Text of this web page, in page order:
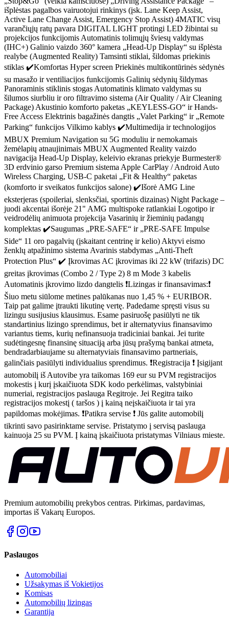
išplėstas pagalbos vairuotojui rinkinys (įsk. Lane Keep Assist,
Active Lane Change Assist, Emergency Stop Assist) 4MATIC visų
varančiųjų ratų pavara DIGITAL LIGHT protingi LED žibintai su
projekcijos funkcijomis Automatinis tolimųjų šviesų valdymas
(IHC+) Galinio vaizdo 360° kamera „Head-Up Display“ su išplėsta
realybe (Augmented Reality) Tamsinti stiklai, šildomas priekinis
stiklas ✔️Komfortas Hyper screen Priekinės multikontūrinės sėdynės
su masažo ir ventiliacijos funkcijomis Galinių sėdynių šildymas
Panoraminis stiklinis stogas Automatinis klimato valdymas su
šilumos siurbliu ir oro filtravimo sistema (Air Quality / Air Cleaning
Package) Akustinio komforto paketas „KEYLESS-GO“ ir Hands-
Free Access Elektrinis bagažinės dangtis „Valet Parking“ ir „Remote
Parking“ funkcijos Vilkimo kablys ✔️Multimedija ir technologijos
MBUX Premium Navigation su 5G moduliu ir nemokamais
žemėlapių atnaujinimais MBUX Augmented Reality vaizdo
navigacija Head-Up Display, keleivio ekranas priekyje Burmester®
3D erdvinio garso Premium sistema Apple CarPlay / Android Auto
Wireless Charging, USB-C paketai „Fit & Healthy“ paketas
(komforto ir sveikatos funkcijos salone) ✔️Išorė AMG Line
eksterjeras (spoileriai, slenksčiai, sportinis dizainas) Night Package –
juodi akcentai išorėje 21" AMG multispoke ratlankiai Logotipo ir
veidrodėlių animuota projekcija Vasarinių ir žieminių padangų
komplektas ✔️Saugumas „PRE-SAFE“ ir „PRE-SAFE Impulse
Side“ 11 oro pagalvių (įskaitant centrinę ir kelio) Aktyvi eismo
ženklų atpažinimo sistema Avarinis stabdymas „Anti-Theft
Protection Plus“ ✔️ Įkrovimas AC įkrovimas iki 22 kW (trifazis) DC
greitas įkrovimas (Combo 2 / Type 2) 8 m Mode 3 kabelis
Automatinis įkrovimo lizdo dangtelis ❗Lizingas ir finansavimas:❗
Šiuo metu siūlome metines palūkanas nuo 1,45 % + EURIBOR.
Taip pat galime įtraukti likutinę vertę. Padedame spręsti visus su
lizingu susijusius klausimus. Esame pasiruošę pasiūlyti ne tik
standartinius lizingo sprendimus, bet ir alternatyvius finansavimo
variantus tiems, kurių nefinansuoja tradiciniai bankai. Jei turite
sudėtingesnę finansinę situaciją arba jūsų prašymą bankai atmeta,
bendradarbiaujame su alternatyviais finansavimo partneriais,
galinčiais pasiūlyti individualius sprendimus. ❗Registracija ❗ Įsigijant
automobilį iš Autovibe yra taikomas 169 eur su PVM registracijos
mokestis į kurį įskaičiuota SDK kodo perkėlimas, valstybiniai
numeriai, registracijos paslauga Regitroje. Jei Regitra taiko
registracijos mokestį ( taršos ) į kainą neįskaičiuota ir tai yra
papildomas mokėjimas. ❗Patikra servise ❗ Jūs galite automobilį
tikrinti savo pasirinktame servise. Pristatymo į servisą paslauga
kainuoja 25 su PVM. Į kainą įskaičiuota pristatymas Vilniaus mieste.
Premium automobilių prekybos centras. Pirkimas, pardavimas,
importas iš Vakarų Europos.
Paslaugos
Automobiliai
Užsakymas iš Vokietijos
Komisas
Automobilių lizingas
Garantija